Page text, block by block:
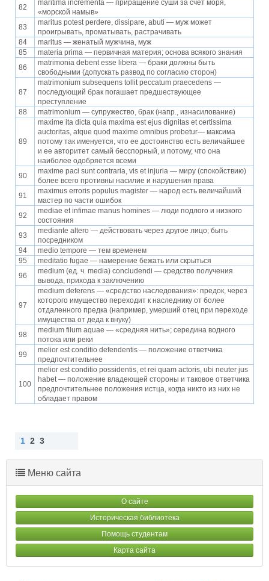
82
maritima incrementa — приращение суши за счет моря,
«морской намыв»
83
maritus potest perdere, dissipare, abuti — муж может
проигрывать, проматывать, растрачивать
84
maritus — женатый мужчина, муж
85
materia prima — первичная материя; основа всякого знания
86
matrimonia debent esse libera — браки должны быть
свободными (допускать развод по согласию сторон)
87
matrimonium subsequens tollit peccatum praecedens —
последующий брак погашает предшествующее
преступление
88
matrimonium — супружество, брак (напр., изнасилование)
89
maxime ita dicta quia maxima est ejus dignitas et certissima
auctoritas, atque quod maxime omnibus probetur— максима
потому так именуется, что ее достоинство есть величайшее
и ее авторитет самый бесспорный, и потому, что она
наиболее одобряется всеми
90
maxime paci sunt contraria, vis et injuria — миру (спокойствию)
более всего противны насилие и нарушения права
91
maximus erroris populus magister — народ есть величайший
мастер по части ошибок
92
mediae et infimae manus homines — люди подлого и низкого
состояния
93
mediante altero — действовать через другое лицо; быть
посредником
94
medio tempore — тем временем
95
meditatio fugae — намерение бежать или скрыться
96
medium (ед. ч. media) concludendi — средство получения
вывода, прихода к заключению
97
medium deferens — «средство наследования»: предок, через
которого имущество переходит к наследнику от более
отдаленного предка (например, умерший отец при переходе
имущества от деда к внуку)
98
medium filum aquae — «средняя нить»; середина водного
потока или реки
99
melior est conditio defendentis — положение ответчика
предпочтительнее
100
melior est conditio possidentis, et rei quam actoris, ubi neuter jus
habet — положение владеющей стороны и таковое ответчика
предпочтительнее положения истца, когда никто из них не
обладает правом
1 2 3
Меню сайта
О сайте
Историческая библиотека
Помощь студентам
Карта сайта